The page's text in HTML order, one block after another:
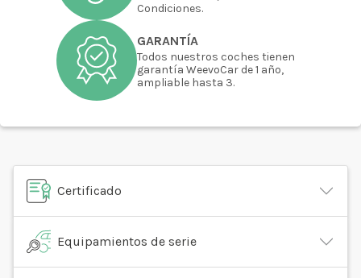
Condiciones.
GARANTÍA
Todos nuestros coches tienen
garantía WeevoCar de 1 año,
ampliable hasta 3.
Certificado
Equipamientos de serie